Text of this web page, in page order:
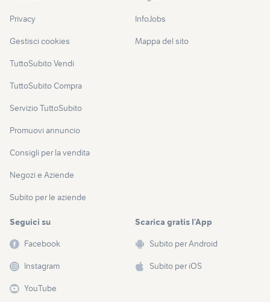
Privacy
Gestisci cookies
TuttoSubito Vendi
TuttoSubito Compra
Servizio TuttoSubito
Promuovi annuncio
Consigli per la vendita
Negozi e Aziende
Subito per le aziende
InfoJobs
Mappa del sito
Seguici su
Facebook
Instagram
YouTube
Scarica gratis l’App
Subito per Android
Subito per iOS